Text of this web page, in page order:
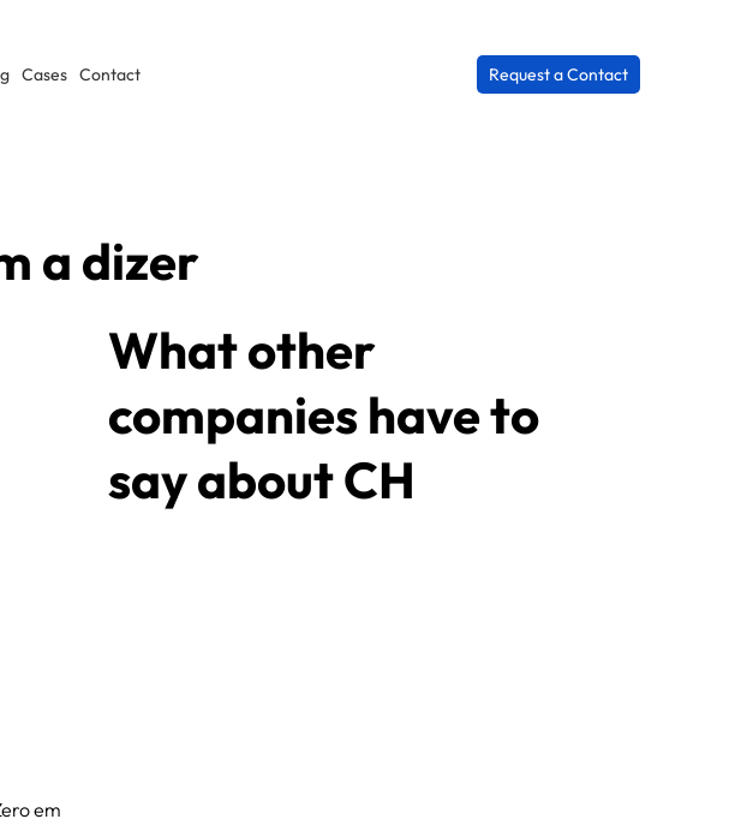
Cases Contact Request a Contact
a dizer
em
What other
companies have to
say about CH